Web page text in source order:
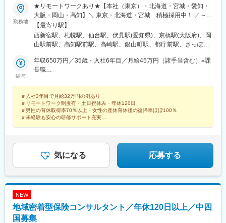
勤務地
★リモートワークあり★【本社（東京）・北海道・宮城・愛知・
大阪・岡山・高知】＼ 東京・北海道・宮城 積極採用中！ ／～転
勤の有無を選択可能～●全国型（転居を伴う異動あり）とエリア型
（転居を伴う異動なし）の2つの働き方があります。 ご希望をお
伝えください。●勤務地の希望を考慮します。U・Iターン歓迎！！
店／北海道札幌市 ★積極採用中★東北支店／宮城県仙台市宮城野
区★積極採用中★中部支店／愛知県名古屋市中区近畿支店／大阪
知県高知市※以下営業所においても営業職を積極募集中！※高崎営
業所（群馬県）、広島営業所（広島県）●受動喫煙対策：あり
【最寄り駅】
西新宿駅、札幌駅、仙台駅、伏見駅(愛知県)、京橋駅(大阪府)、岡
山駅前駅、高知駅前駅、高崎駅、銀山町駅、都庁前駅、さっぽろ
川緑道公園駅、高知駅、稲荷町駅(広島県)、中野坂上駅、北１２条
駅、宮城野通駅、丸の内駅(愛知県)、大阪城公園駅、田町駅(岡山
給与
年収650万円／35歳・入社6年目／月給45万円（諸手当含む）※課
長職
＃入社3年目で月給32万円の例あり
＃リモートワーク制度有・土日祝休み・年休120日
＃男性の育休取得率70％以上・女性の産休育休後の復帰率ほぼ100％
＃未経験も安心の研修サポート充実
気になる 応募する
NEW
地域密着型保険コンサルタント／年休120日以上／中四
国募集